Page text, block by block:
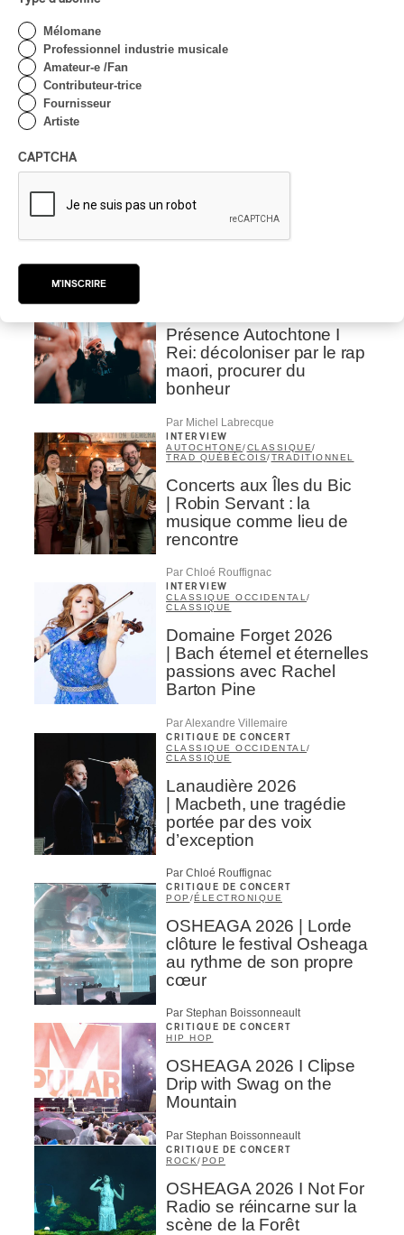
CHANSON/CLASSIQUE/
Domaine Forget 2026
| Marc Hervieux chante 35
ans de carrière
Présence Autochtone I
Rei: décoloniser par le rap
maori, procurer du
bonheur
Par Michel Labrecque
INTERVIEW
AUTOCHTONE/CLASSIQUE/
TRAD QUÉBÉCOIS/TRADITIONNEL
Concerts aux Îles du Bic
| Robin Servant : la
musique comme lieu de
rencontre
Par Chloé Rouffignac
INTERVIEW
CLASSIQUE OCCIDENTAL /
CLASSIQUE
Domaine Forget 2026
| Bach éternel et éternelles
passions avec Rachel
Barton Pine
Par Alexandre Villemaire
CRITIQUE DE CONCERT
CLASSIQUE OCCIDENTAL /
CLASSIQUE
Lanaudière 2026
| Macbeth, une tragédie
portée par des voix
d’exception
Par Chloé Rouffignac
CRITIQUE DE CONCERT
POP /ÉLECTRONIQUE
OSHEAGA 2026 | Lorde
clôture le festival Osheaga
au rythme de son propre
cœur
Par Stephan Boissonneault
CRITIQUE DE CONCERT
HIP HOP
OSHEAGA 2026 I Clipse
Drip with Swag on the
Mountain
Par Stephan Boissonneault
CRITIQUE DE CONCERT
ROCK/POP
OSHEAGA 2026 I Not For
Radio se réincarne sur la
scène de la Forêt
Mélomane
Professionnel industrie musicale
Amateur-e /Fan
Contributeur-trice
Fournisseur
Artiste
CAPTCHA
M'INSCRIRE